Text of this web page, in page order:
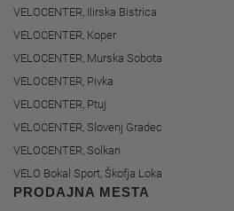
VELOCENTER, Ilirska Bistrica
VELOCENTER, Koper
VELOCENTER, Murska Sobota
VELOCENTER, Pivka
VELOCENTER, Ptuj
VELOCENTER, Slovenj Gradec
VELOCENTER, Solkan
VELO Bokal Sport, Škofja Loka
PRODAJNA MESTA